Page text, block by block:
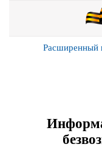
Расширенный